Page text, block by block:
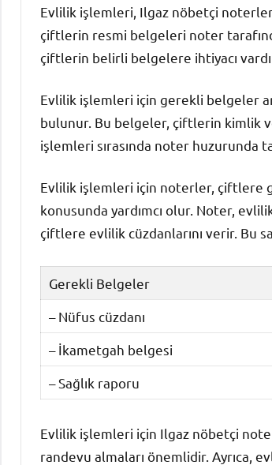
Evlilik işlemleri, Ilgaz nöbetçi
çiftlerin resmi belgeleri noter
çiftlerin belirli belgelere ihtiyacı
Evlilik işlemleri için gerekli belgeler
bulunur. Bu belgeler, çiftlerin kimlik
işlemleri sırasında noter huzurunda
Evlilik işlemleri için noterler, çiftlere
konusunda yardımcı olur. Noter,
çiftlere evlilik cüzdanlarını verir. Bu
Gerekli Belgeler
– Nüfus cüzdanı
– İkametgah belgesi
– Sağlık raporu
Evlilik işlemleri için Ilgaz nöbetçi
randevu almaları önemlidir. Ayrıca,